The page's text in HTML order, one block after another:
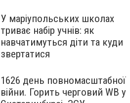
У маріупольських школах
триває набір учнів: як
навчатимуться діти та куди
звертатися
1626 день повномасштабної
війни. Горить черговий WB у